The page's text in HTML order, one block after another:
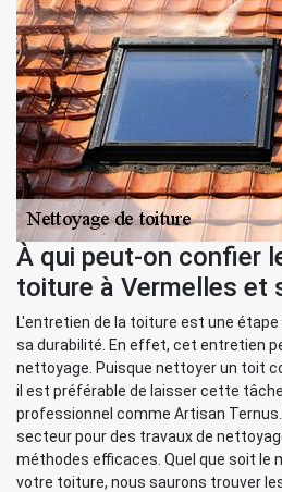
À qui peut-on confier
toiture à Vermelles et
L'entretien de la toiture est une
sa durabilité. En effet, cet entretien
nettoyage. Puisque nettoyer un toit
il est préférable de laisser cette
professionnel comme Artisan
secteur pour des travaux de
méthodes efficaces. Quel que soit le
votre toiture, nous saurons trouver